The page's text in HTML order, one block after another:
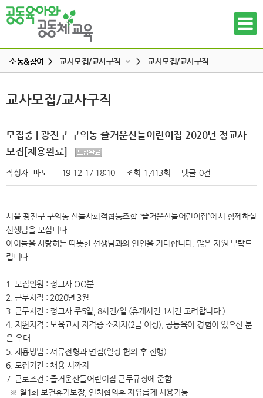
하위메뉴
하위메뉴
하위메뉴
하위메뉴
소통&참여 > 교사모집/교사구직 >
공동육아 ing
터전 소식
나도 한마디
교사모집/교사구직
교사모집/교사구직
모집중 | 광진구 구의동 즐거운산들어린이집 2020년 정교사
모집[채용완료]
작성자 파도 19-12-17 18:10 조회 1,413회 댓글 0건
서울 광진구 구의동 산들사회적협동조합 “즐거운산들어린이집”에서 함께하실
선생님을 모십니다.
아이들을 사랑하는 따뜻한 선생님과의 인연을 기대합니다. 많은 지원 부탁드
립니다.
1. 모집인원 : 정교사 OO분
2. 근무시작 : 2020년 3월
3. 근무시간 : 정교사 주5일, 8시간/일 (휴게시간 1시간 고려합니다.)
4. 지원자격 : 보육교사 자격증 소지자(2급 이상), 공동육아 경험이 있으신 분
은 우대
5. 채용방법 : 서류전형과 면접(일정 협의 후 진행)
6. 모집기간 : 채용 시까지
7. 근로조건 : 즐거운산들어린이집 근무규정에 준함
※ 월1회 보건휴가보장, 연차협의후 자유롭게 사용가능